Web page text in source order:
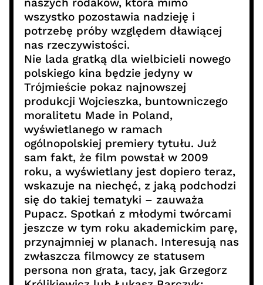
wszystko pozostawia nadzieję i
potrzebę próby względem dławiącej
nas rzeczywistości.
Nie lada gratką dla wielbicieli nowego
polskiego kina będzie jedyny w
Trójmieście pokaz najnowszej
produkcji Wojcieszka, buntowniczego
moralitetu Made in Poland,
wyświetlanego w ramach
ogólnopolskiej premiery tytułu. Już
sam fakt, że film powstał w 2009
roku, a wyświetlany jest dopiero teraz,
wskazuje na niechęć, z jaką podchodzi
się do takiej tematyki – zauważa
Pupacz. Spotkań z młodymi twórcami
jeszcze w tym roku akademickim parę,
przynajmniej w planach. Interesują nas
zwłaszcza filmowcy ze statusem
persona non grata, tacy, jak Grzegorz